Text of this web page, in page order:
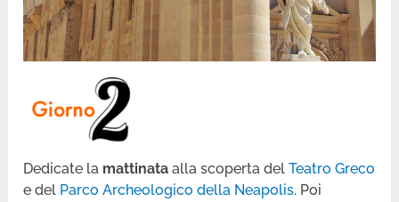
Dedicate la mattinata alla scoperta delTeatro Greco
e del Parco Archeologico della Neapolis. Poi